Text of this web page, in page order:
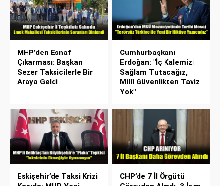
MHP’den Esnaf
Çıkarması: Başkan
Sezer Taksicilerle Bir
Araya Geldi
Cumhurbaşkanı
Erdoğan: "İç Kalemizi
Sağlam Tutacağız,
Millî Güvenlikten Taviz
Yok"
Eskişehir’de Taksi Krizi
CHP’de 7 İl Örgütü